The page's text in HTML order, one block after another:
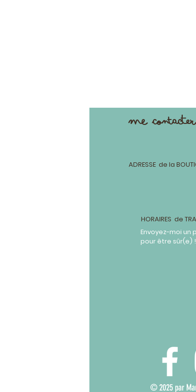
me
ADRESSE de la
HORAIRES de
Envoyez-moi
pour être sûr(e) !
© 2025 par